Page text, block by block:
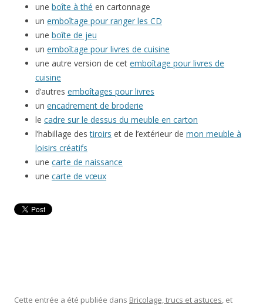
une boîte à thé en cartonnage
un emboîtage pour ranger les CD
une boîte de jeu
un emboîtage pour livres de cuisine
une autre version de cet emboîtage pour livres de
cuisine
d’autres emboîtages pour livres
un encadrement de broderie
le cadre sur le dessus du meuble en carton
l’habillage destiroirs et de l’extérieur de mon meuble à
loisirs créatifs
une carte de naissance
une carte de vœux
Cette entrée a été publiée dans Bricolage, trucs et astuces, et